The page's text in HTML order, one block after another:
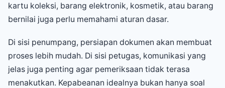
kartu koleksi, barang elektronik, kosmetik, atau barang
bernilai juga perlu memahami aturan dasar.
Di sisi penumpang, persiapan dokumen akan membuat
proses lebih mudah. Di sisi petugas, komunikasi yang
jelas juga penting agar pemeriksaan tidak terasa
menakutkan. Kepabeanan idealnya bukan hanya soal